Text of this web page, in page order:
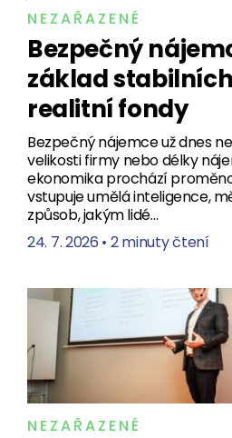
NEZAŘAZENÉ
Bezpečný
základ
realitní fondy
Bezpečný nájemce už dnes
velikosti firmy nebo délky
ekonomika prochází
vstupuje umělá inteligence,
způsob, jakým lidé…
24. 7. 2026 • 2 minuty čtení
NEZAŘAZENÉ